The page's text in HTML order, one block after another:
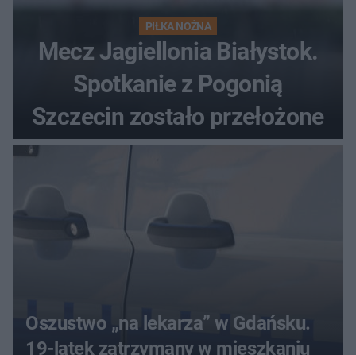
PIŁKA NOŻNA
Mecz Jagiellonia Białystok.
Spotkanie z Pogonią
Szczecin zostało przełożone
Oszustwo „na lekarza” w Gdańsku.
19-latek zatrzymany w mieszkaniu